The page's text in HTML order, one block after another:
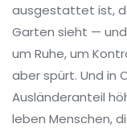
ausgestattet ist,
Garten sieht —
um Ruhe, um
aber spürt. Und in
Ausländeranteil
leben Menschen,